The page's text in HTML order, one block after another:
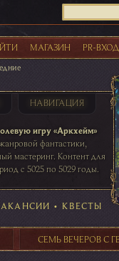
МАГАЗИН PR-ВХОД
НАВИГАЦИЯ
игру «Аркхейм»
фантастики,
мастеринг. Контент для
с 5025 по 5029 годы.
24 ПОСТОВ
• КВЕСТЫ
СЕМЬ ВЕЧЕРОВ С